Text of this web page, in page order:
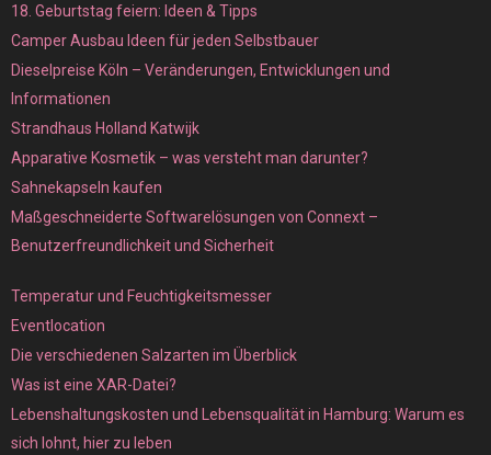
18. Geburtstag feiern: Ideen & Tipps
Camper Ausbau Ideen für jeden Selbstbauer
Dieselpreise Köln – Veränderungen, Entwicklungen und
Informationen
Strandhaus Holland Katwijk
Apparative Kosmetik – was versteht man darunter?
Sahnekapseln kaufen
Maßgeschneiderte Softwarelösungen von Connext –
Benutzerfreundlichkeit und Sicherheit
Temperatur und Feuchtigkeitsmesser
Eventlocation
Die verschiedenen Salzarten im Überblick
Was ist eine XAR-Datei?
Lebenshaltungskosten und Lebensqualität in Hamburg: Warum es
sich lohnt, hier zu leben